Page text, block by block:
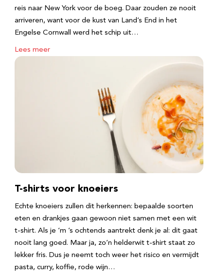
reis naar New York voor de boeg. Daar zouden ze nooit
arriveren, want voor de kust van Land’s End in het
Engelse Cornwall werd het schip uit…
Lees meer
T-shirts voor knoeiers
Echte knoeiers zullen dit herkennen: bepaalde soorten
eten en drankjes gaan gewoon niet samen met een wit
t-shirt. Als je ‘m ’s ochtends aantrekt denk je al: dit gaat
nooit lang goed. Maar ja, zo’n helderwit t-shirt staat zo
lekker fris. Dus je neemt toch weer het risico en vermijdt
pasta, curry, koffie, rode wijn…